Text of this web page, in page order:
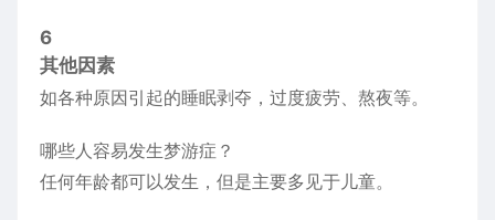
6
其他因素
如各种原因引起的睡眠剥夺，过度疲劳、熬夜等。
哪些人容易发生梦游症？
任何年龄都可以发生，但是主要多见于儿童。